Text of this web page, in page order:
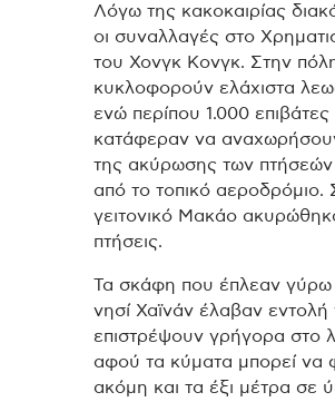
Λόγω της κακοκαιρίας
οι συναλλαγές στο
του Χονγκ Κονγκ. Στην
κυκλοφορούν ελάχιστα
ενώ περίπου 1.000 επιβάτες
κατάφεραν να
της ακύρωσης των πτήσεών
από το τοπικό αεροδρόμιο.
γειτονικό Μακάο
πτήσεις.
Τα σκάφη που έπλεαν γύρω
νησί Χαϊνάν έλαβαν εντολή
επιστρέψουν γρήγορα στο
αφού τα κύματα μπορεί να
ακόμη και τα έξι μέτρα σε